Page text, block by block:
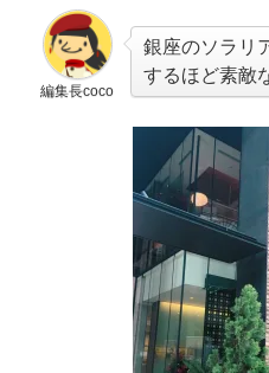
編集長coco
銀座のソラリ
するほど素敵